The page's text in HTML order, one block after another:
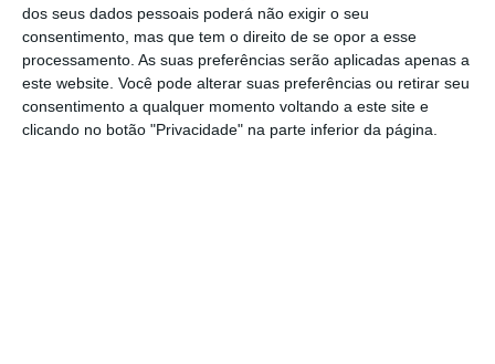
dos seus dados pessoais poderá não exigir o seu
consentimento, mas que tem o direito de se opor a esse
processamento. As suas preferências serão aplicadas apenas a
este website. Você pode alterar suas preferências ou retirar seu
consentimento a qualquer momento voltando a este site e
clicando no botão "Privacidade" na parte inferior da página.